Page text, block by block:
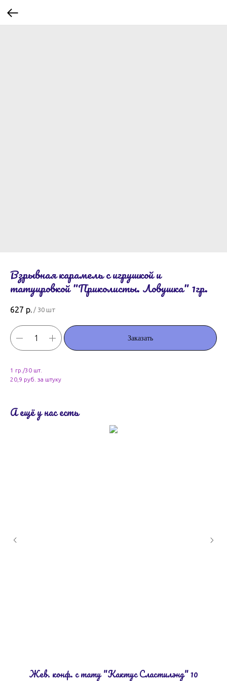
Взрывная карамель с игрушкой и
татуировкой "Приколисты. Ловушка" 1гр.
627 р. / 30 шт
Заказать
1 гр./30 шт.
20,9 руб. за штуку
А ещё у нас есть
Жев. конф. с тату "Кактус Сластилэнд" 10